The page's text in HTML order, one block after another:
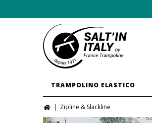
TRAMPOLINO ELASTICO
Zipline & Slackline